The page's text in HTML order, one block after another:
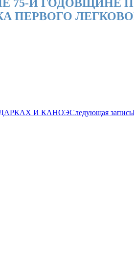
75-Й ГОДОВЩИНЕ
И КАНОЭСледующая запись